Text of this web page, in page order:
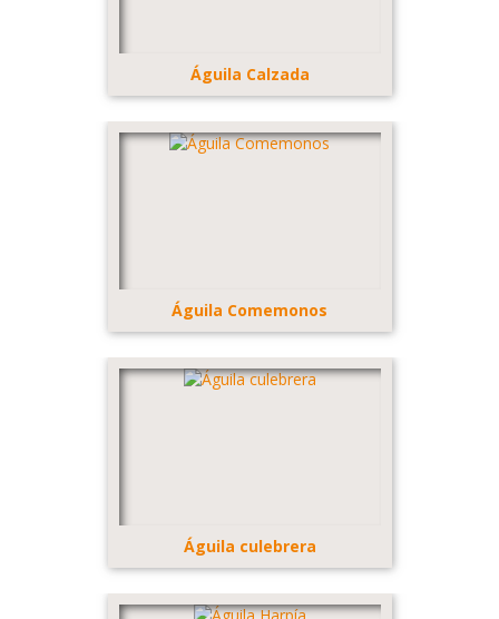
Águila Calzada
Águila Comemonos
Águila culebrera